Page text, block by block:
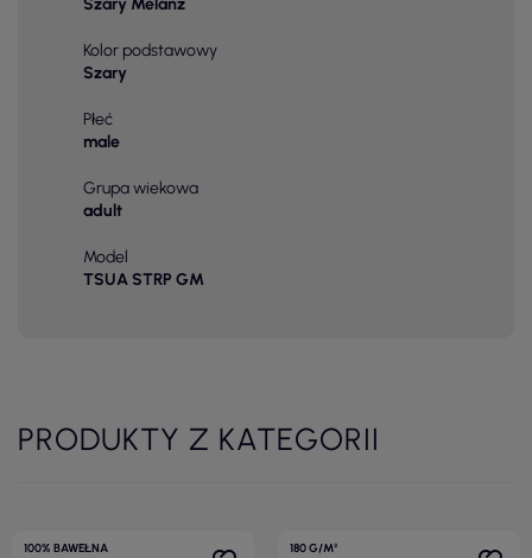
Szary Melanż
Kolor podstawowy
Szary
Płeć
male
Grupa wiekowa
adult
Model
TSUA STRP GM
PRODUKTY Z KATEGORII
100% BAWEŁNA
180 G/M²